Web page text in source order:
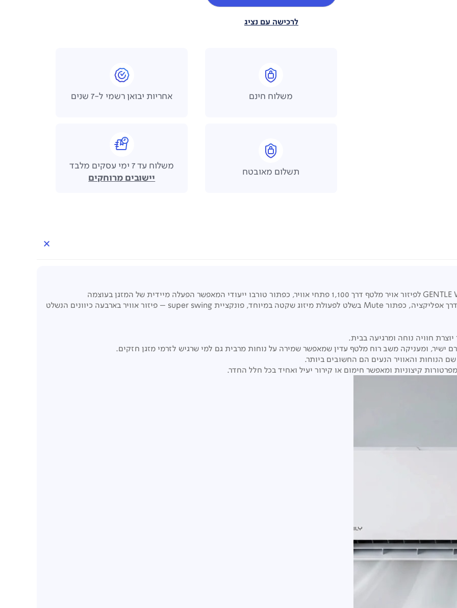
לרכישה עם נציג
משלוח חינם אחריות יבואן רשמי ל-7 שנים
תשלום מאובטח
משלוח עד 7 ימי עסקים מלבד
יישובים מרוחקים
מזגן עילי Falcon 32 מבית FAMILY בעל פטנט ה-GENTLE WIND לפיזור אויר מלטף דרך 1,100 פתחי אוויר, כפתור טורבו ייעודי המאפשר הפעלה מיידית של המזגן בעוצמה
אפליקציה, כפתור Mute בשלט לפעולת מיזוג שקטה במיוחד,
פונקציית super swing – פיזור אוויר בארבעה כיוונים הנשלט
ישיר, ומעניקה משב רוח מלטף עדין שמאפשר שמירה על נוחות מרבית גם למי שרגיש לזרמי מזגן חזקים.
הנוחות והאוויר הנעים הם החשובים ביותר.
קיצוניות ומאפשר חימום או קירור יעיל ואחיד בכל חלל החדר.